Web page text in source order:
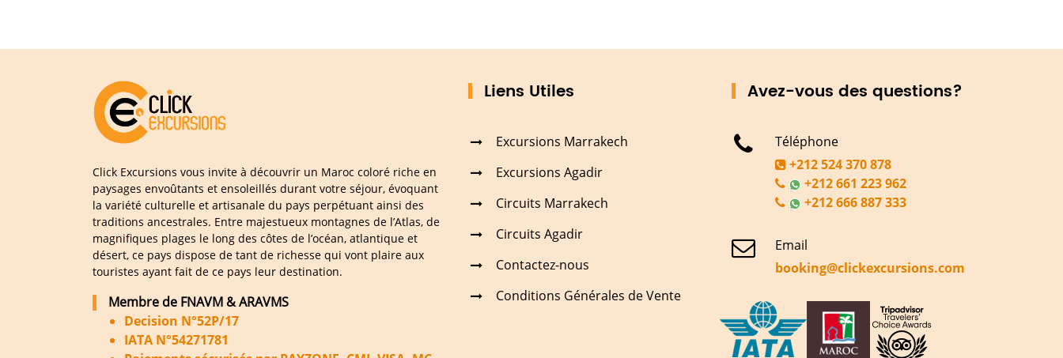
Click Excursions vous invite à découvrir un Maroc coloré riche en
paysages envoûtants et ensoleillés durant votre séjour, évoquant
la variété culturelle et artisanale du pays perpétuant ainsi des
traditions ancestrales. Entre majestueux montagnes de l’Atlas, de
magnifiques plages le long des côtes de l’océan, atlantique et
désert, ce pays dispose de tant de richesse qui vont plaire aux
touristes ayant fait de ce pays leur destination.
Membre de FNAVM & ARAVMS
Decision N°52P/17
IATA N°54271781
Liens Utiles
Excursions Marrakech
Excursions Agadir
Circuits Marrakech
Circuits Agadir
Contactez-nous
Conditions Générales de Vente
Avez-vous des questions?
Téléphone
+212 524 370 878
+212 661 223 962
+212 666 887 333
Email
booking@clickexcursions.com